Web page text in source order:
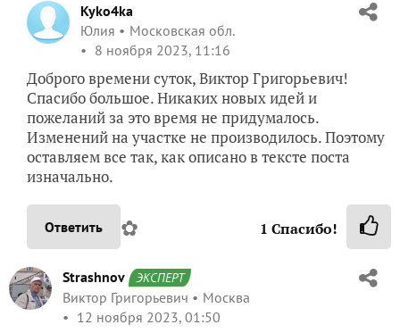
Kyko4ka
Юлия
Московская обл.
8 ноября 2023, 11:16
Доброго времени суток, Виктор Григорьевич!
Спасибо большое. Никаких новых идей и
пожеланий за это время не придумалось.
Изменений на участке не производилось. Поэтому
оставляем все так, как описано в тексте поста
изначально.
Ответить ✿ 1 Спасибо!
Strashnov ЭКСПЕРТ
Виктор Григорьевич
Москва
12 ноября 2023, 01:50